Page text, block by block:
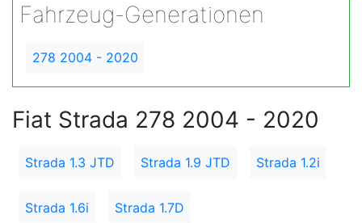
Fahrzeug-Generationen
278 2004 - 2020
Fiat Strada 278 2004 - 2020
Strada 1.3 JTD Strada 1.9 JTD Strada 1.2i
Strada 1.6i Strada 1.7D